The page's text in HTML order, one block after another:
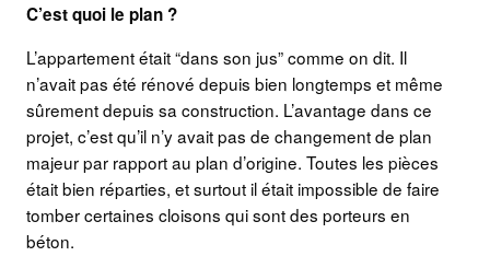
C’est quoi le plan ?
L’appartement était “dans son jus” comme on dit. Il
n’avait pas été rénové depuis bien longtemps et même
sûrement depuis sa construction. L’avantage dans ce
projet, c’est qu’il n’y avait pas de changement de plan
majeur par rapport au plan d’origine. Toutes les pièces
était bien réparties, et surtout il était impossible de faire
tomber certaines cloisons qui sont des porteurs en
béton.